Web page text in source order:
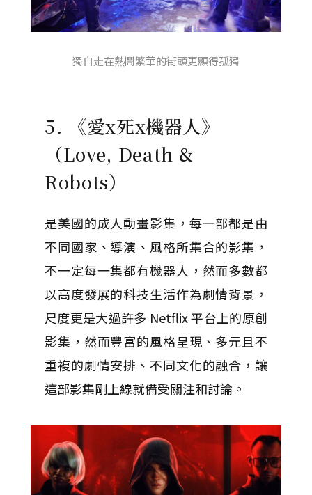
獨自走在熱鬧繁華的街頭更顯得孤獨
5. 《愛x死x機器人》
（Love, Death &
Robots）
是美國的成人動畫影集，每一部都是由
不同國家、導演、風格所集合的影集，
不一定每一集都有機器人，然而多數都
以高度發展的科技生活作為劇情背景，
尺度更是大過許多 Netflix 平台上的原創
影集，然而豐富的風格呈現、多元且不
重複的劇情安排、不同文化的融合，讓
這部影集剛上線就備受關注和討論。